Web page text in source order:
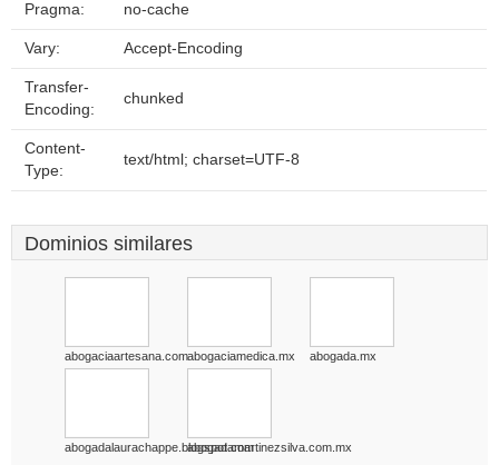
Pragma: no-cache
Vary: Accept-Encoding
Transfer-
Encoding:
chunked
Content-
Type:
text/html; charset=UTF-8
Dominios similares
abogaciaartesana.comabogaciamedica.mx abogada.mx
abogadalaurachappe.blogspot.comabogadamartinezsilva.com.mx